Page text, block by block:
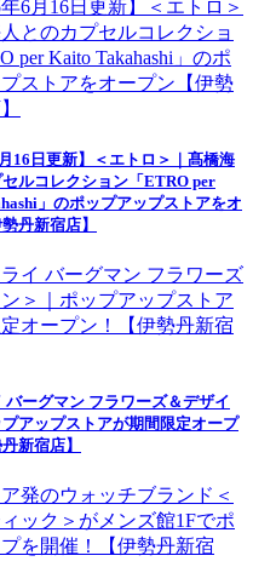
月16日更新】＜エトロ＞｜髙橋海
セルコレクション「ETRO per
」のポップアップストアをオ
丹新宿店】
バーグマン フラワーズ＆デザイ
アップストアが期間限定オープ
新宿店】